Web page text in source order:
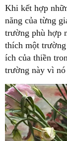
Khi kết hợp
năng của từng
trường phù hợp
thích một
ích của thiền
trường này vì nó